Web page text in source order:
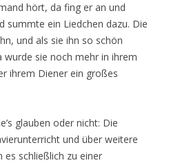
hört, da fing er an und
summte ein Liedchen dazu. Die
und als sie ihn so schön
wurde sie noch mehr in ihrem
ihrem Diener ein großes
glauben oder nicht: Die
und über weitere
schließlich zu einer